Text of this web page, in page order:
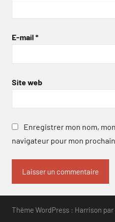
E-mail *
Site web
Enregistrer mon nom,
navigateur pour mon
Thème WordPress : Harrison